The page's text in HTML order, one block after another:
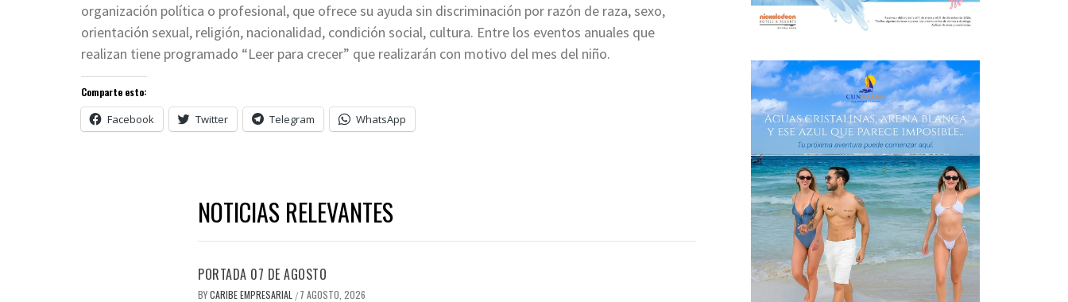
organización política o profesional, que ofrece su ayuda sin discriminación por razón de raza, sexo,
orientación sexual, religión, nacionalidad, condición social, cultura. Entre los eventos anuales que
realizan tiene programado “Leer para crecer” que realizarán con motivo del mes del niño.
Comparte esto:
Facebook Twitter Telegram WhatsApp
NOTICIAS RELEVANTES
PORTADA 07 DE AGOSTO
BYCARIBE EMPRESARIAL / 7 AGOSTO, 2026